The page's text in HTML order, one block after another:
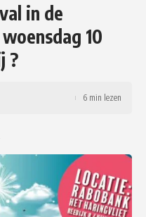
in de
10
?
6 min lezen